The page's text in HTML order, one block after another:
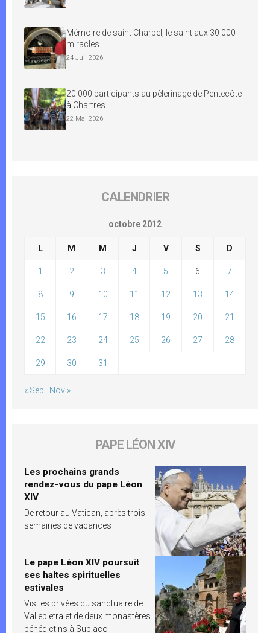
Mémoire de saint Charbel, le saint aux 30 000
miracles
24 Juil 2026
20 000 participants au pèlerinage de Pentecôte
à Chartres
22 Mai 2026
CALENDRIER
octobre 2012
L M M J V S D
1 2 3 4 5 6 7
8 9 10 11 12 13 14
15 16 17 18 19 20 21
22 23 24 25 26 27 28
29 30 31
« Sep Nov »
PAPE LÉON XIV
Les prochains grands
rendez-vous du pape Léon
XIV
De retour au Vatican, après trois
semaines de vacances
Le pape Léon XIV poursuit
ses haltes spirituelles
estivales
Visites privées du sanctuaire de
Vallepietra et de deux monastères
bénédictins à Subiaco